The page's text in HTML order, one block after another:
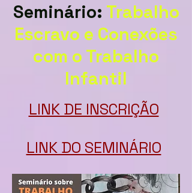
Seminário: Trabalho
Escravo e Conexões
com o Trabalho
Infantil
LINK DE INSCRIÇÃO
LINK DO SEMINÁRIO